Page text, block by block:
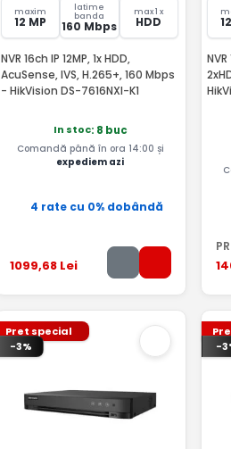
maxim
12 MP
latime
banda
160 Mbps
max 1 x
HDD
NVR 16ch IP 12MP, 1x HDD,
AcuSense, IVS, H.265+, 160 Mbps
- HikVision DS-7616NXI-K1
In stoc: 8 buc
Comandă până în ora 14:00 și
expediem azi
4 rate cu 0% dobândă
1099,68Lei
Pret special
-3%
-